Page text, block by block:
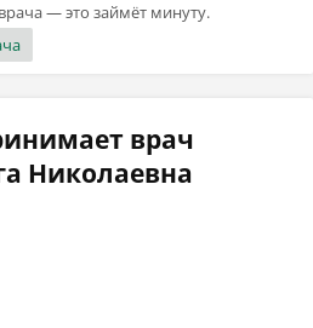
— это займёт минуту.
врач
Николаевна